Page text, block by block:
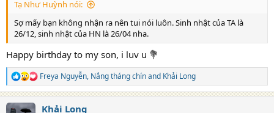
Tạ Như Huỳnh nói:
Sợ mấy bạn không nhận ra nên tui nói luôn. Sinh nhật của TA là
26/12, sinh nhật của HN là 26/04 nha.
Happy birthday to my son, i luv u 💐
R
e
a
c
Freya Nguyễn, Nắng tháng chínand Khải Long
Khải Long